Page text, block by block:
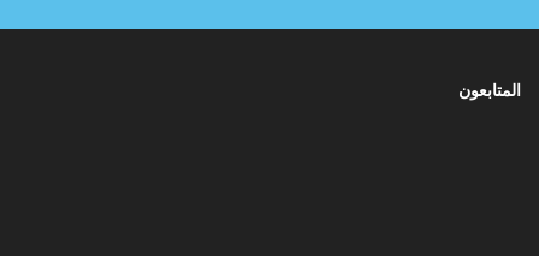
المتابعون